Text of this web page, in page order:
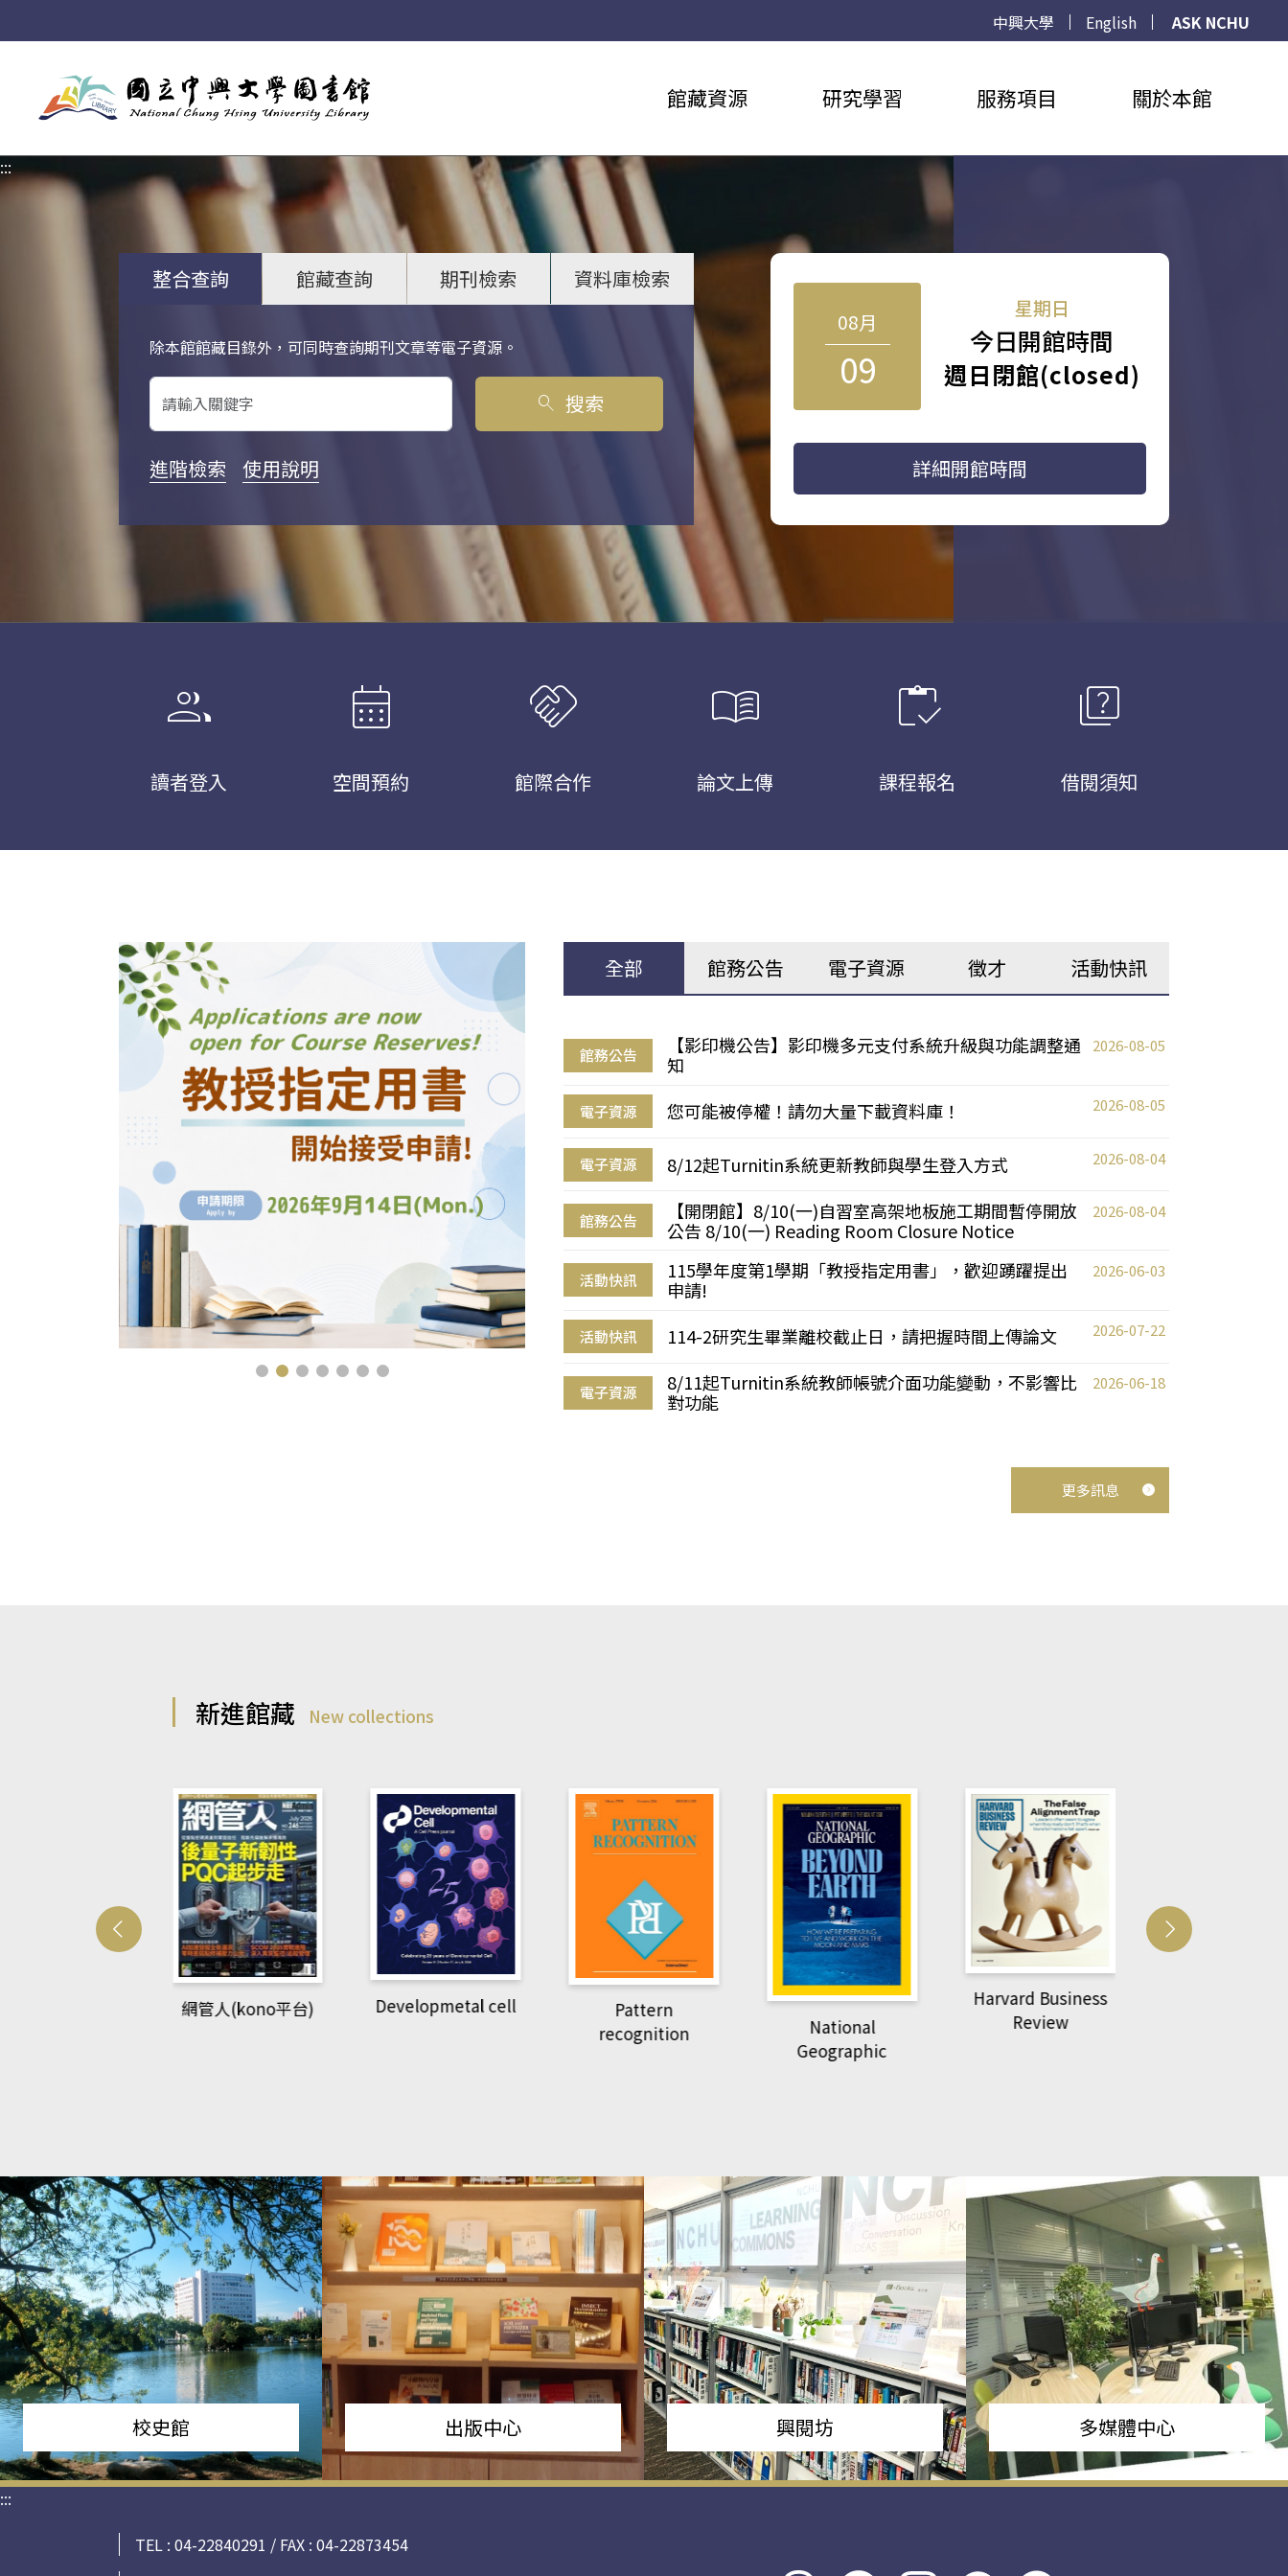
中興大學 English
ASK NCHU
館藏資源 研究學習 服務項目 關於本館
:::
整合查詢 館藏查詢 期刊檢索 資料庫檢索
除本館館藏目錄外，可同時查詢期刊文章等電子資源。
關鍵字搜尋
search 搜索
進階檢索 使用說明
08月
09
星期日
今日開館時間
週日閉館(closed)
詳細開館時間
group
讀者登入
calendar_month
空間預約
handshake
館際合作
menu_book
論文上傳
inventory
課程報名
quiz
借閱須知
全部 館務公告 電子資源 徵才 活動快訊
館務公告
【影印機公告】影印機多元支付系統升級與功能調整通
知
2026-08-05
電子資源 您可能被停權！請勿大量下載資料庫！ 2026-08-05
電子資源 8/12起Turnitin系統更新教師與學生登入方式 2026-08-04
館務公告
【開閉館】8/10(一)自習室高架地板施工期間暫停開放
公告 8/10(一) Reading Room Closure Notice
2026-08-04
活動快訊
115學年度第1學期「教授指定用書」，歡迎踴躍提出
申請!
2026-06-03
活動快訊 114-2研究生畢業離校截止日，請把握時間上傳論文 2026-07-22
電子資源
8/11起Turnitin系統教師帳號介面功能變動，不影響比
對功能
2026-06-18
更多訊息
新進館藏 New collections
網管人(kono平台) Developmetal cell
Pattern
recognition
National
Geographic
Harvard Business
Review
校史館 出版中心 興閱坊 多媒體中心
:::
TEL : 04-22840291 / FAX : 04-22873454